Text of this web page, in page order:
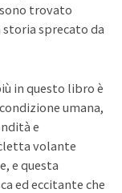
trovato
sprecato da
in questo libro è
umana,
e
volante
e questa
ed eccitante che